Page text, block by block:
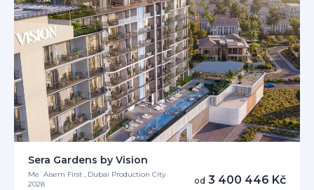
Sera Gardens by Vision
Me´Aisem First , Dubai Production City
2028
od 3 400 446 Kč